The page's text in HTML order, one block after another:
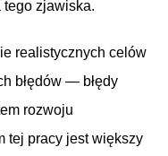
zjawiska.
realistycznych celów
błędów — błędy
rozwoju
tej pracy jest większy